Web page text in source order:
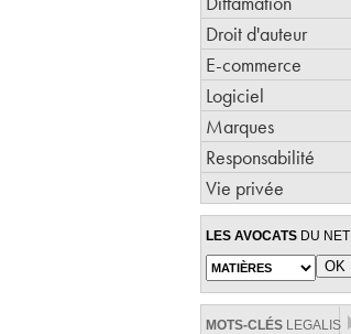
Droit d'auteur
E-commerce
Logiciel
Marques
Responsabilité
Vie privée
LES AVOCATS DU NET
MOTS-CLÉS LEGALIS